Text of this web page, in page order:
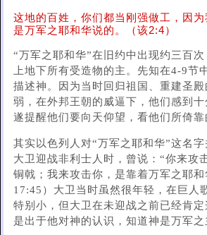
这地的百姓，你们都当刚强做工，因
是万军之耶和华说的。（该2:4）
“万军之耶和华”在旧约中出现约三百
上地下所有受造物的主。先知在4-9节
描述神。因为当时回归祖国、重建圣
弱，在外邦王朝的威逼下，他们感到
遂提醒他们要向天仰望，看他们所倚靠
其实以色列人对“万军之耶和华”这名
大卫迎战非利士人时，曾说：“你来攻
铜戟；我来攻击你，是靠着万军之耶和
17:45）大卫当时虽然很年轻，在巨人
特别小，但大卫在未迎战之前已经肯
是出于他对神的认识，知道神是万军之